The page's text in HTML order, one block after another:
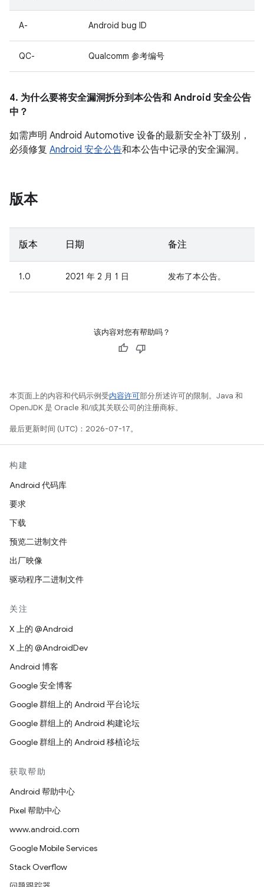
A- Android bug ID
QC- Qualcomm 参考编号
4. 为什么要将安全漏洞拆分到本公告和 Android 安全公告
中？
如需声明 Android Automotive 设备的最新安全补丁级别，
必须修复 Android 安全公告和本公告中记录的安全漏洞。
版本
版本 日期 备注
1.0 2021 年 2 月 1 日 发布了本公告。
该内容对您有帮助吗？
本页面上的内容和代码示例受内容许可部分所述许可的限制。Java 和
OpenJDK 是 Oracle 和/或其关联公司的注册商标。
最后更新时间 (UTC)：2026-07-17。
构建
Android 代码库
要求
下载
预览二进制文件
出厂映像
驱动程序二进制文件
关注
X 上的 @Android
X 上的 @AndroidDev
Android 博客
Google 安全博客
Google 群组上的 Android 平台论坛
Google 群组上的 Android 构建论坛
Google 群组上的 Android 移植论坛
获取帮助
Android 帮助中心
Pixel 帮助中心
www.android.com
Google Mobile Services
Stack Overflow